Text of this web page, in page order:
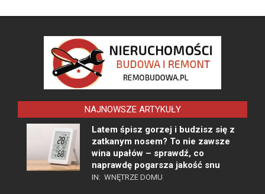
NAJNOWSZE ARTYKUŁY
Latem śpisz gorzej i budzisz się z
zatkanym nosem? To nie zawsze
wina upałów – sprawdź, co
naprawdę pogarsza jakość snu
IN: WNĘTRZE DOMU